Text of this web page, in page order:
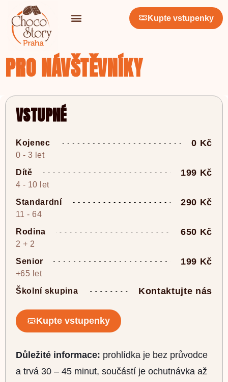
Kupte vstupenky
PRO NÁVŠTĚVNÍKY
VSTUPNÉ
Kojenec 0 Kč
0 - 3 let
Dítě
199 Kč
4 - 10 let
Standardní
290 Kč
11 - 64
Rodina
650 Kč
2 + 2
Senior
199 Kč
+65 let
Školní skupina
Kontaktujte nás
Kupte vstupenky
Důležité informace: prohlídka je bez průvodce
a trvá 30 – 45 minut, součástí je ochutnávka až